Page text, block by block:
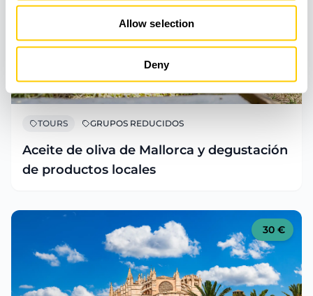
Allow selection
Deny
TOURS GRUPOS REDUCIDOS
Aceite de oliva de Mallorca y degustación
de productos locales
30 €